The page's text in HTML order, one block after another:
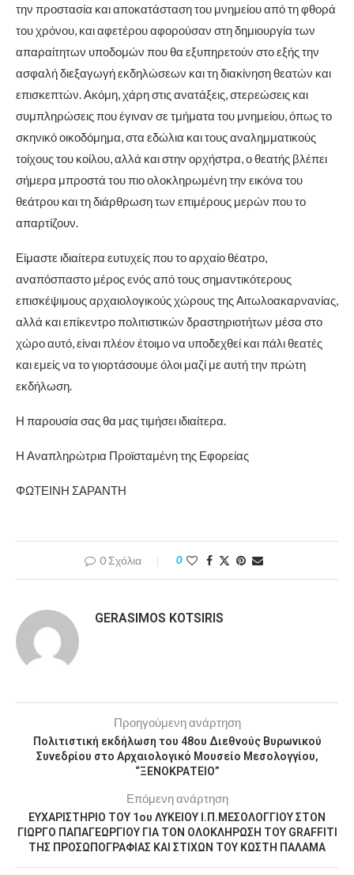
την προστασία και αποκατάσταση του μνημείου από τη φθορά
του χρόνου, και αφετέρου αφορούσαν στη δημιουργία των
απαραίτητων υποδομών που θα εξυπηρετούν στο εξής την
ασφαλή διεξαγωγή εκδηλώσεων και τη διακίνηση θεατών και
επισκεπτών. Ακόμη, χάρη στις ανατάξεις, στερεώσεις και
συμπληρώσεις που έγιναν σε τμήματα του μνημείου, όπως το
σκηνικό οικοδόμημα, στα εδώλια και τους αναλημματικούς
τοίχους του κοίλου, αλλά και στην ορχήστρα, ο θεατής βλέπει
σήμερα μπροστά του πιο ολοκληρωμένη την εικόνα του
θεάτρου και τη διάρθρωση των επιμέρους μερών που το
απαρτίζουν.
Είμαστε ιδιαίτερα ευτυχείς που το αρχαίο θέατρο,
αναπόσπαστο μέρος ενός από τους σημαντικότερους
επισκέψιμους αρχαιολογικούς χώρους της Αιτωλοακαρνανίας,
αλλά και επίκεντρο πολιτιστικών δραστηριοτήτων μέσα στο
χώρο αυτό, είναι πλέον έτοιμο να υποδεχθεί και πάλι θεατές
και εμείς να το γιορτάσουμε όλοι μαζί με αυτή την πρώτη
εκδήλωση.
Η παρουσία σας θα μας τιμήσει ιδιαίτερα.
Η Αναπληρώτρια Προϊσταμένη της Εφορείας
ΦΩΤΕΙΝΗ ΣΑΡΑΝΤΗ
0 Σχόλια 0
GERASIMOS KOTSIRIS
Προηγούμενη ανάρτηση
Πολιτιστική εκδήλωση του 48ου Διεθνούς Βυρωνικού
Συνεδρίου στο Αρχαιολογικό Μουσείο Μεσολογγίου,
“ΞΕΝΟΚΡΑΤΕΙΟ”
Επόμενη ανάρτηση
ΕΥΧΑΡΙΣΤΗΡΙΟ ΤΟΥ 1ου ΛΥΚΕΙΟΥ Ι.Π.ΜΕΣΟΛΟΓΓΙΟΥ ΣΤΟΝ
ΓΙΩΡΓΟ ΠΑΠΑΓΕΩΡΓΙΟΥ ΓΙΑ ΤΟΝ ΟΛΟΚΛΗΡΩΣΗ ΤΟΥ GRAFFITI
ΤΗΣ ΠΡΟΣΩΠΟΓΡΑΦΙΑΣ ΚΑΙ ΣΤΙΧΩΝ ΤΟΥ ΚΩΣΤΗ ΠΑΛΑΜΑ